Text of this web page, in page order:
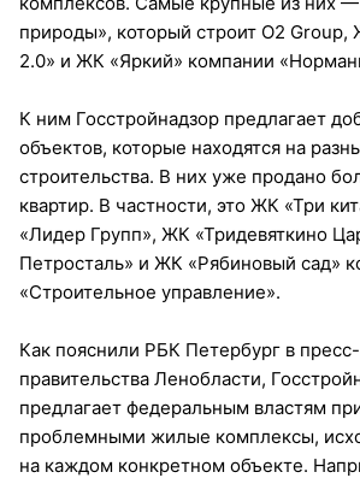
природы», который строит О2 Group,
2.0» и ЖК «Яркий» компании
К ним Госстройнадзор предлагает
объектов, которые находятся на
строительства. В них уже продано
квартир. В частности, это ЖК «Три
«Лидер Групп», ЖК «Тридевяткино
Петросталь» и ЖК «Рябиновый сад»
«Строительное управление».
Как пояснили РБК Петербург в
правительства Ленобласти,
предлагает федеральным властям
проблемными жилые комплексы,
на каждом конкретном объекте.